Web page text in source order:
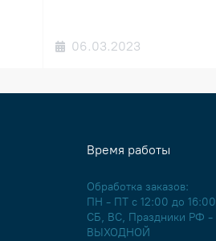
06.03.2023
Время работы
Обработка заказов:
ПН - ПТ с 12:00 до 16:00
СБ, ВС, Праздники РФ -
ВЫХОДНОЙ